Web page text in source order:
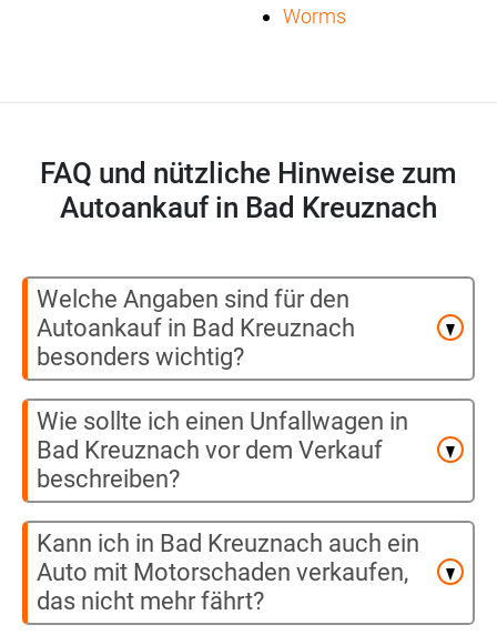
Worms
FAQ und nützliche Hinweise zum
Autoankauf in Bad Kreuznach
Welche Angaben sind für den
Autoankauf in Bad Kreuznach
besonders wichtig?
Wie sollte ich einen Unfallwagen in
Bad Kreuznach vor dem Verkauf
beschreiben?
Kann ich in Bad Kreuznach auch ein
Auto mit Motorschaden verkaufen,
das nicht mehr fährt?